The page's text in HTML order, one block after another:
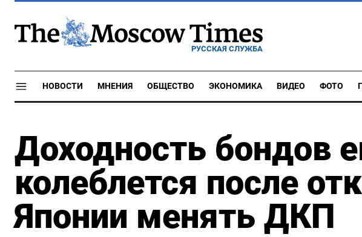
РУССКАЯ СЛУЖБА
НОВОСТИ МНЕНИЯ ОБЩЕСТВО ЭКОНОМИКА ВИДЕО ФОТО
Доходность бондов
колеблется после
Японии менять ДКП